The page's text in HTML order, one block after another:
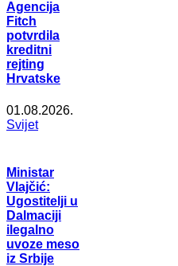
Agencija
Fitch
potvrdila
kreditni
rejting
Hrvatske
01.08.2026.
Svijet
Ministar
Vlajčić:
Ugostitelji u
Dalmaciji
ilegalno
uvoze meso
iz Srbije